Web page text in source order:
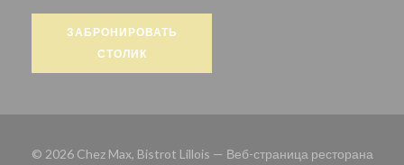
ЗАБРОНИРОВАТЬ
СТОЛИК
© 2026 Chez Max, Bistrot Lillois — Веб-страница ресторана